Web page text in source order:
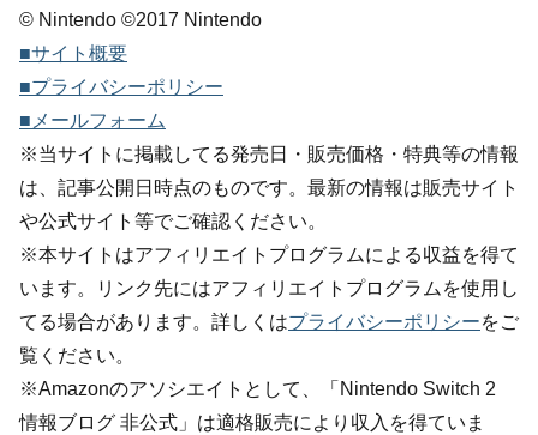
© Nintendo ©2017 Nintendo
■サイト概要
■プライバシーポリシー
■メールフォーム
※当サイトに掲載してる発売日・販売価格・特典等の情報
は、記事公開日時点のものです。最新の情報は販売サイト
や公式サイト等でご確認ください。
※本サイトはアフィリエイトプログラムによる収益を得て
います。リンク先にはアフィリエイトプログラムを使用し
てる場合があります。詳しくはプライバシーポリシーをご
覧ください。
※Amazonのアソシエイトとして、「Nintendo Switch 2
情報ブログ 非公式」は適格販売により収入を得ていま